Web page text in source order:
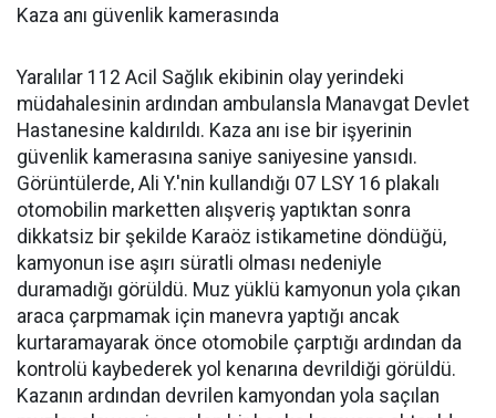
Kaza anı güvenlik kamerasında
Yaralılar 112 Acil Sağlık ekibinin olay yerindeki
müdahalesinin ardından ambulansla Manavgat Devlet
Hastanesine kaldırıldı. Kaza anı ise bir işyerinin
güvenlik kamerasına saniye saniyesine yansıdı.
Görüntülerde, Ali Y.'nin kullandığı 07 LSY 16 plakalı
otomobilin marketten alışveriş yaptıktan sonra
dikkatsiz bir şekilde Karaöz istikametine döndüğü,
kamyonun ise aşırı süratli olması nedeniyle
duramadığı görüldü. Muz yüklü kamyonun yola çıkan
araca çarpmamak için manevra yaptığı ancak
kurtaramayarak önce otomobile çarptığı ardından da
kontrolü kaybederek yol kenarına devrildiği görüldü.
Kazanın ardından devrilen kamyondan yola saçılan